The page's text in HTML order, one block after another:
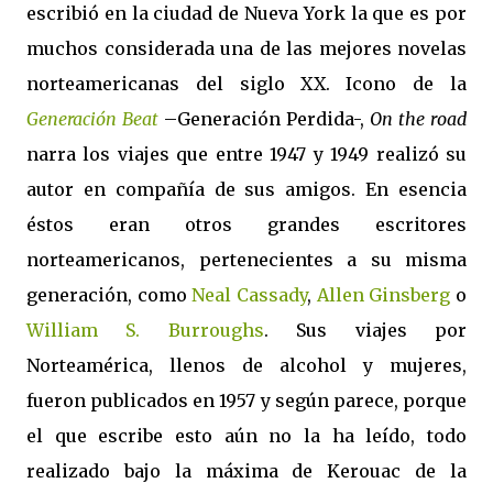
escribió en la ciudad de Nueva York la que es por
muchos considerada una de las mejores novelas
norteamericanas del siglo XX. Icono de la
Generación Beat –Generación Perdida-, On the road
narra los viajes que entre 1947 y 1949 realizó su
autor en compañía de sus amigos. En esencia
éstos eran otros grandes escritores
norteamericanos, pertenecientes a su misma
generación, comoNeal Cassady, Allen Ginsberg o
William S. Burroughs. Sus viajes por
Norteamérica, llenos de alcohol y mujeres,
fueron publicados en 1957 y según parece, porque
el que escribe esto aún no la ha leído, todo
realizado bajo la máxima de Kerouac de la